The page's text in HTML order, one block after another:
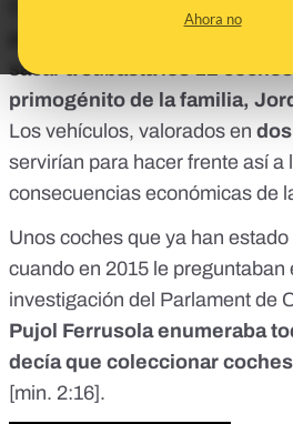
Ahora no
sacar a subasta los 12
primogénito de la familia,
Los vehículos, valorados en
servirían para hacer frente así a
consecuencias económicas de
Unos coches que ya han
cuando en 2015 le preguntaban
investigación del Parlament de
Pujol Ferrusola enumeraba
decía que coleccionar
[min. 2:16].